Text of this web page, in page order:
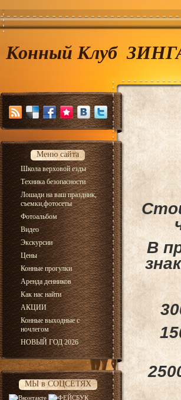
Конный Клуб
Меню сайта
Школа верховой езды
Техника безопасности
Лошади на ваш праздник,
съемки,фотосеты
Фотоальбом
Видео
Экскурсии
Цены
Конные прогулки
Аренда денников
Как нас найти
АКЦИИ
Конные выходные с
ночлегом
НОВЫЙ ГОД 2026
МЫ в СОЦСЕТЯХ
В